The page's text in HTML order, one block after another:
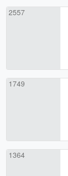
2557
1749
1364